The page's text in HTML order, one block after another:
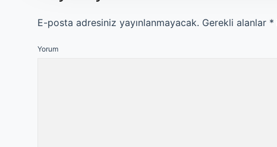
E-posta adresiniz yayınlanmayacak. Gerekli alanlar *
Yorum